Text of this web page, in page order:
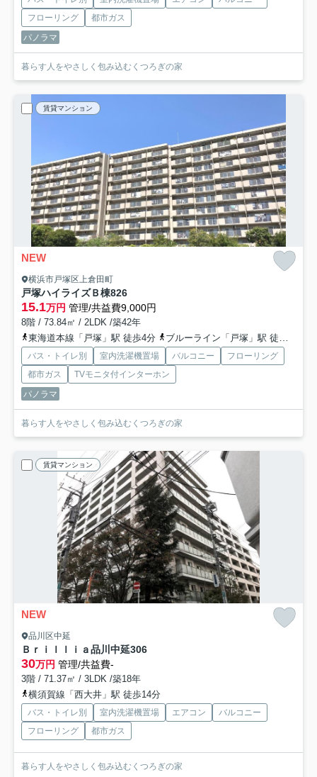
フローリング
都市ガス
パノラマ
暮らす人をやさしく包み込むくつろぎの家
賃貸マンション
NEW
横浜市戸塚区上倉田町
戸塚ハイライズＢ棟826
15.1万円 管理/共益費9,000円
8階 / 73.84㎡ / 2LDK /築42年
東海道本線「戸塚」駅 徒歩4分
ブルーライン「戸塚」駅 徒歩4分
バス・トイレ別 室内洗濯機置場 バルコニー
フローリング
都市ガス
TVモニタ付インターホン
パノラマ
暮らす人をやさしく包み込むくつろぎの家
賃貸マンション
NEW
品川区中延
Ｂｒｉｌｌｉａ品川中延306
30万円 管理/共益費-
3階 / 71.37㎡ / 3LDK /築18年
横須賀線「西大井」駅 徒歩14分
バス・トイレ別 室内洗濯機置場 エアコン
バルコニー
フローリング
都市ガス
暮らす人をやさしく包み込むくつろぎの家